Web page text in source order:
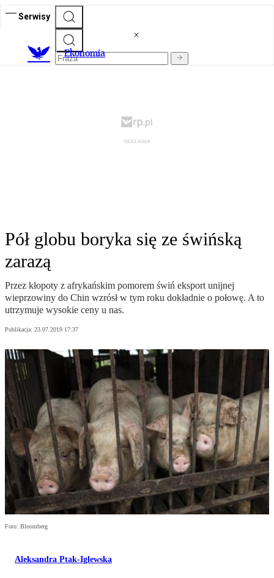
Serwisy
Ekonomia
Pół globu boryka się ze świńską
zarazą
Przez kłopoty z afrykańskim pomorem świń eksport unijnej
wieprzowiny do Chin wzrósł w tym roku dokładnie o połowę. A to
utrzymuje wysokie ceny u nas.
Publikacja: 23.07.2019 17:37
Foto: Bloomberg
Aleksandra Ptak-Iglewska